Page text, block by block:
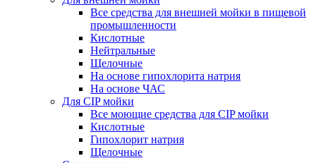
Все средства для внешней мойки в пищевой
промышленности
Кислотные
Нейтральные
Щелочные
На основе гипохлорита натрия
На основе ЧАС
Для CIP мойки
Все моющие средства для CIP мойки
Кислотные
Гипохлорит натрия
Щелочные